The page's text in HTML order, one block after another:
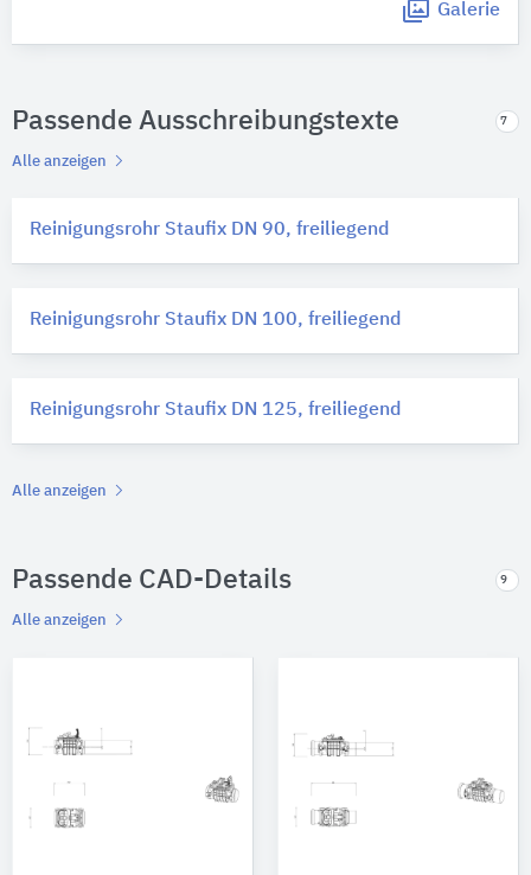
Galerie
Passende Ausschreibungstexte 7
Alle anzeigen
Reinigungsrohr Staufix DN 90, freiliegend
Reinigungsrohr Staufix DN 100, freiliegend
Reinigungsrohr Staufix DN 125, freiliegend
Alle anzeigen
Passende CAD-Details 9
Alle anzeigen